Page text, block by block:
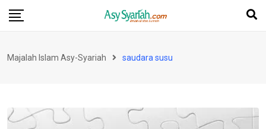
Skip
Majalah Islam Asy-Syariah saudara susu